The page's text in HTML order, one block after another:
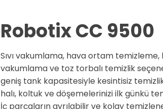
Robotix CC 9500
Sıvı vakumlama, hava ortam temizleme,
vakumlama ve toz torbalı temizlik
geniş tank kapasitesiyle kesintisiz
halı, koltuk ve döşemelerinizi ilk günkü
İç parçaların ayrılabilir ve kolay